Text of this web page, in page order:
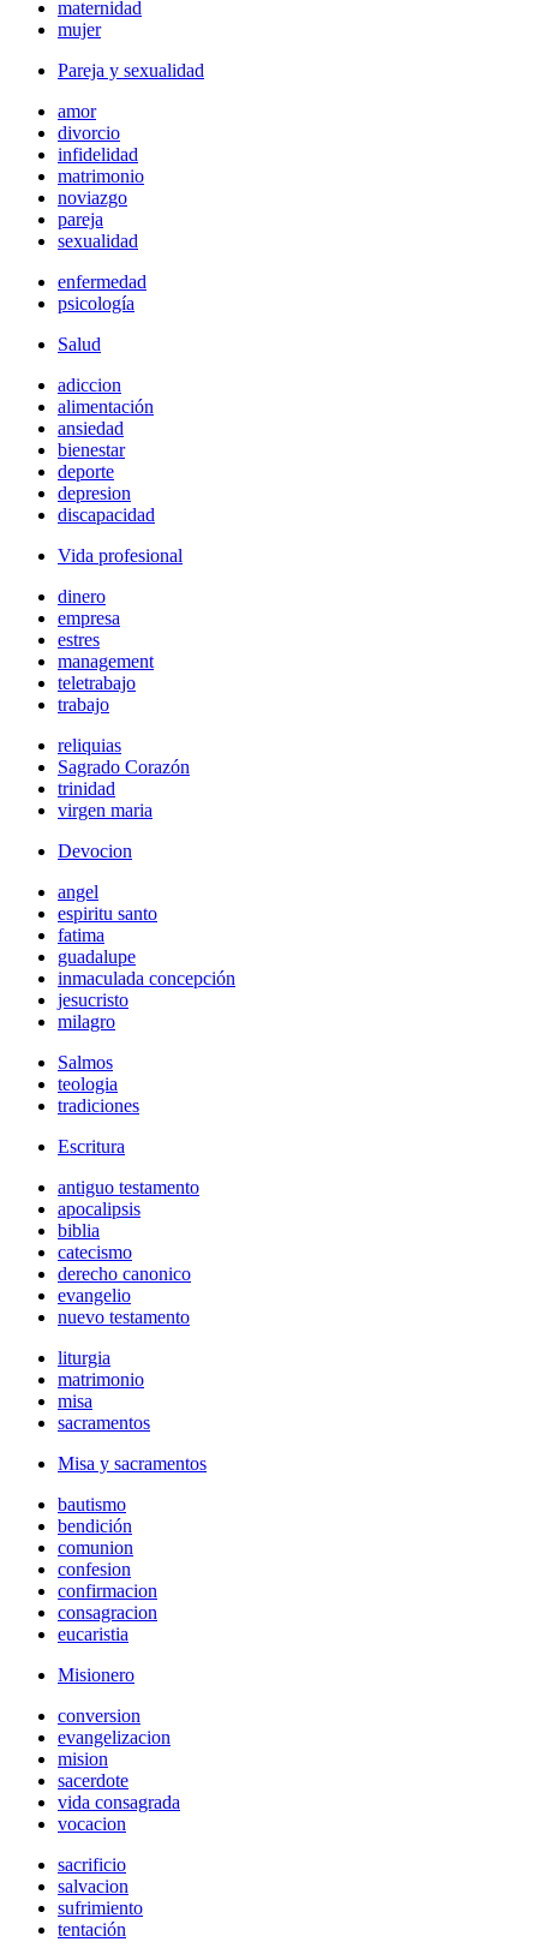
maternidad
mujer
Pareja y sexualidad
amor
divorcio
infidelidad
matrimonio
noviazgo
pareja
sexualidad
enfermedad
psicología
Salud
adiccion
alimentación
ansiedad
bienestar
deporte
depresion
discapacidad
Vida profesional
dinero
empresa
estres
management
teletrabajo
trabajo
reliquias
Sagrado Corazón
trinidad
virgen maria
Devocion
angel
espiritu santo
fatima
guadalupe
inmaculada concepción
jesucristo
milagro
Salmos
teologia
tradiciones
Escritura
antiguo testamento
apocalipsis
biblia
catecismo
derecho canonico
evangelio
nuevo testamento
liturgia
matrimonio
misa
sacramentos
Misa y sacramentos
bautismo
bendición
comunion
confesion
confirmacion
consagracion
eucaristia
Misionero
conversion
evangelizacion
mision
sacerdote
vida consagrada
vocacion
sacrificio
salvacion
sufrimiento
tentación